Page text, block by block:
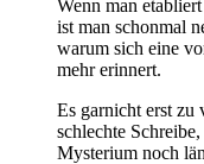
Wenn man
ist man schonmal
warum sich eine
mehr erinnert.
Es garnicht erst zu
schlechte
Mysterium noch